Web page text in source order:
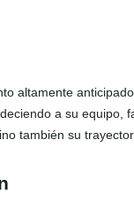
altamente
a su equipo,
también su